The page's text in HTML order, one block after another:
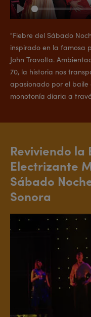
"Fiebre del Sábado
inspirado en la famosa
John Travolta.
70, la historia nos
apasionado por el
monotonía diaria a
Play
Reviviendo la
Electrizante
Sábado
Sonora